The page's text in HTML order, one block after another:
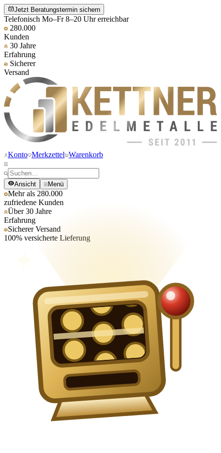
Jetzt Beratungstermin sichern
Telefonisch Mo–Fr 8–20 Uhr erreichbar
280.000
Kunden
30 Jahre
Erfahrung
Sicherer
Versand
Konto Merkzettel Warenkorb
Ansicht Menü
Mehr als 280.000
zufriedene Kunden
Über 30 Jahre
Erfahrung
Sicherer Versand
100% versicherte Lieferung